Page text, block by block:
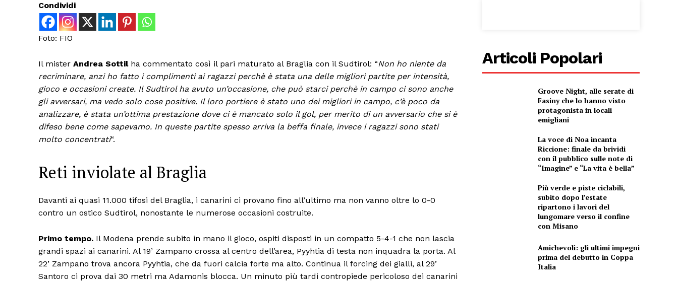
Condividi
Foto: FIO
Il mister Andrea Sottil ha commentato così il pari maturato al Braglia con il Sudtirol: “Non ho niente da
recriminare, anzi ho fatto i complimenti ai ragazzi perchè è stata una delle migliori partite per intensità,
gioco e occasioni create. Il Sudtirol ha avuto un’occasione, che può starci perchè in campo ci sono anche
gli avversari, ma vedo solo cose positive. Il loro portiere è stato uno dei migliori in campo, c’è poco da
analizzare, è stata un’ottima prestazione dove ci è mancato solo il gol, per merito di un avversario che si è
difeso bene come sapevamo. In queste partite spesso arriva la beffa finale, invece i ragazzi sono stati
molto concentrati“.
Reti inviolate al Braglia
Davanti ai quasi 11.000 tifosi del Braglia, i canarini ci provano fino all’ultimo ma non vanno oltre lo 0-0
contro un ostico Sudtirol, nonostante le numerose occasioni costruite.
Primo tempo. Il Modena prende subito in mano il gioco, ospiti disposti in un compatto 5-4-1 che non lascia
grandi spazi ai canarini. Al 19’ Zampano crossa al centro dell’area, Pyyhtia di testa non inquadra la porta. Al
22’ Zampano trova ancora Pyyhtia, che da fuori calcia forte ma alto. Continua il forcing dei gialli, al 29’
Santoro ci prova dai 30 metri ma Adamonis blocca. Un minuto più tardi contropiede pericoloso dei canarini
Articoli Popolari
Groove Night, alle serate di
Fasiny che lo hanno visto
protagonista in locali
emigliani
La voce di Noa incanta
Riccione: finale da brividi
con il pubblico sulle note di
“Imagine” e “La vita è bella”
Più verde e piste ciclabili,
subito dopo l’estate
ripartono i lavori del
lungomare verso il confine
con Misano
Amichevoli: gli ultimi impegni
prima del debutto in Coppa
Italia